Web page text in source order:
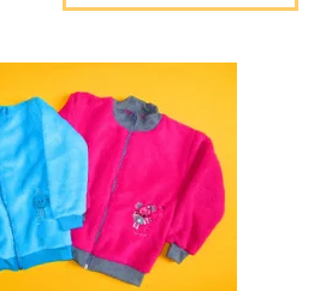
kapuce s výšivkou.
ks